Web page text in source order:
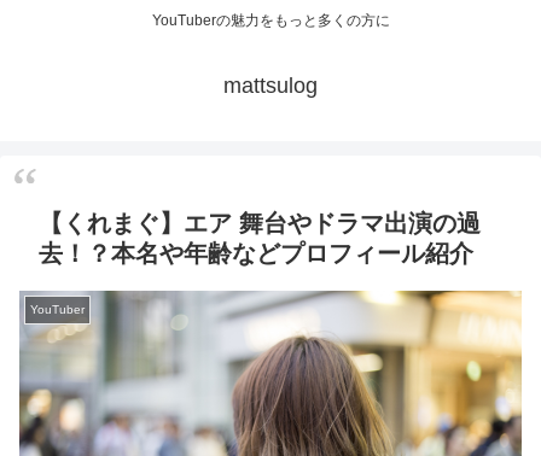
YouTuberの魅力をもっと多くの方に
mattsulog
【くれまぐ】エア 舞台やドラマ出演の過
去！？本名や年齢などプロフィール紹介
YouTuber